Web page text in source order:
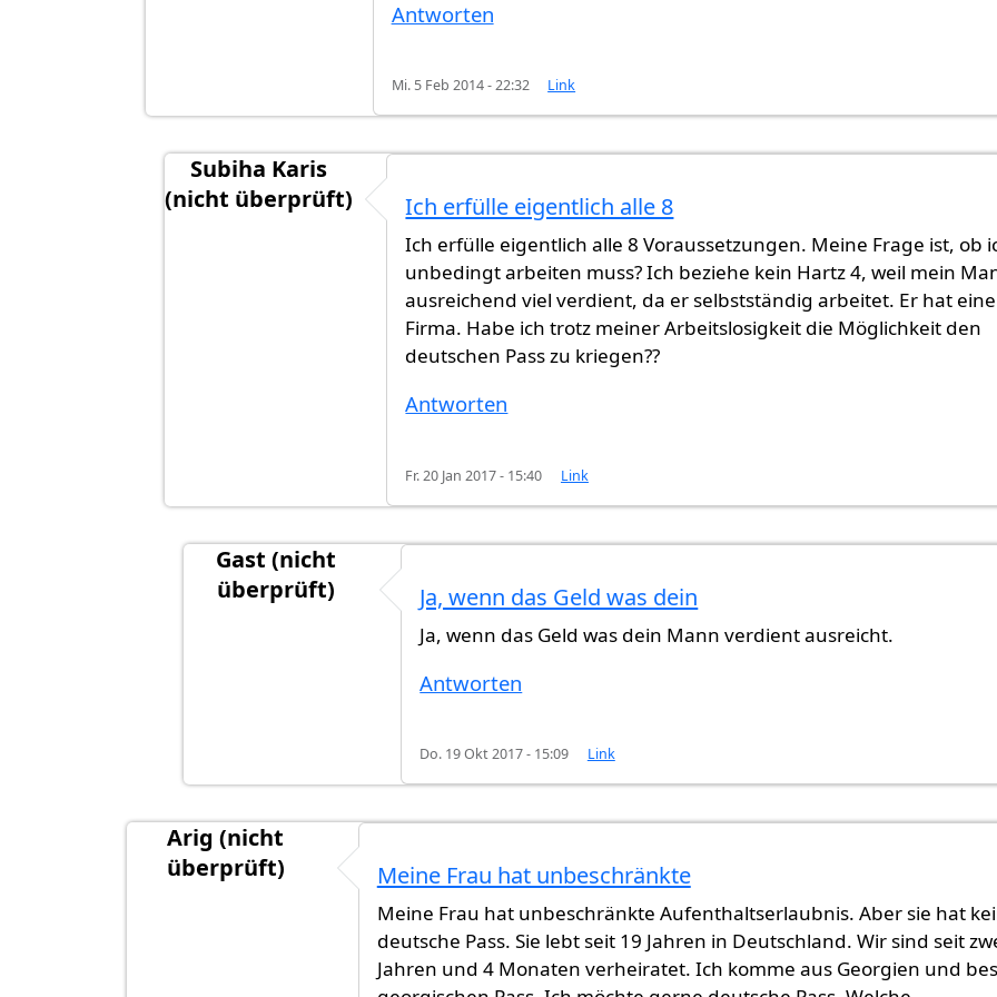
Antworten
Mi. 5 Feb 2014 - 22:32 Link
Subiha Karis
(nicht überprüft)
Hallo Mohsen, in Ihrem FallvonJuristin
Ich erfülle eigentlich alle 8
Ich erfülle eigentlich alle 8 Voraussetzungen. Meine Frage ist, ob
unbedingt arbeiten muss? Ich beziehe kein Hartz 4, weil mein
ausreichend viel verdient, da er selbstständig arbeitet. Er hat eine
Firma. Habe ich trotz meiner Arbeitslosigkeit die Möglichkeit den
deutschen Pass zu kriegen??
Antworten
Fr. 20 Jan 2017 - 15:40 Link
Gast (nicht
überprüft)
Ich erfülle eigentlich alle 8vonSubiha Karis (nicht überprüft)
Ja, wenn das Geld was dein
Ja, wenn das Geld was dein Mann verdient ausreicht.
Antworten
Do. 19 Okt 2017 - 15:09 Link
Arig (nicht
überprüft)
Meine Frau hat unbeschränkte
Meine Frau hat unbeschränkte Aufenthaltserlaubnis. Aber sie hat
deutsche Pass. Sie lebt seit 19 Jahren in Deutschland. Wir sind seit
Jahren und 4 Monaten verheiratet. Ich komme aus Georgien und